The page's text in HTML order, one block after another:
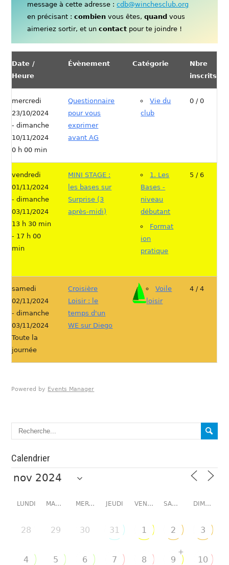
message à cette adresse :cdb@winchesclub.org
en précisant :combien vous êtes,quand vous
aimeriez sortir, et uncontact pour te joindre !
Date /
Heure
Évènement Catégorie
Nbre
inscrits
mercredi
23/10/2024
- dimanche
10/11/2024
0 h 00 min
Questionnaire
pour vous
exprimer
avant AG
Vie du
club
0 / 0
vendredi
01/11/2024
- dimanche
03/11/2024
13 h 30 min
- 17 h 00
min
MINI STAGE :
les bases sur
Surprise (3
après-midi)
1. Les
Bases -
niveau
débutant
Format
ion
pratique
5 / 6
samedi
02/11/2024
- dimanche
03/11/2024
Toute la
journée
Croisière
Loisir : le
temps d'un
WE sur Diego
Voile
loisir
4 / 4
Powered by Events Manager
Calendrier
LUNDI MARDI MERCREDI JEUDI VENDREDI SAMEDI DIMANCHE
28 29 30 31 1 2 3
4 5 6 7 8 9
+
10